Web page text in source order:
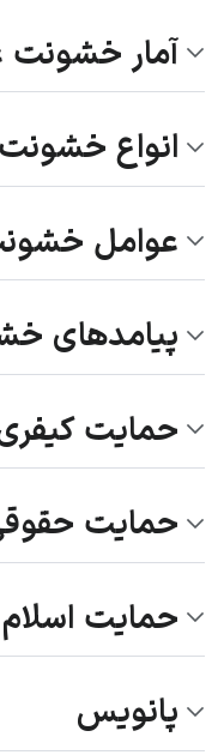
آمار خشونت
انواع
عوامل
پیامدهای
حمایت
حمایت
حمایت اسلام
پانویس